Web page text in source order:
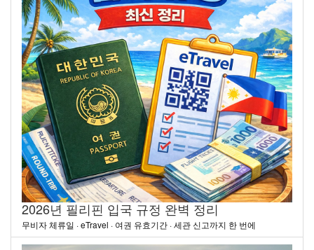
2026년 필리핀 입국 규정 완벽 정리
무비자 체류일 · eTravel · 여권 유효기간 · 세관 신고까지 한 번에